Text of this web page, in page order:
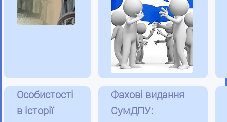
Особистості
в історії
Фахові видання
СумДПУ: